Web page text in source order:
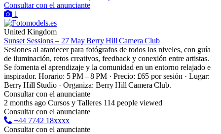
Consultar con el anunciante
1
United Kingdom
Sunset Sessions – 27 May Berry Hill Camera Club
Sesiones al atardecer para fotógrafos de todos los niveles, con guía
de iluminación, retos creativos, feedback y conexión entre artistas.
Se fomenta el aprendizaje y la comunidad en un entorno relajado e
inspirador. Horario: 5 PM – 8 PM · Precio: £65 por sesión · Lugar:
Berry Hill Studio · Organiza: Berry Hill Camera Club.
Consultar con el anunciante
2 months ago Cursos y Talleres 114 people viewed
Consultar con el anunciante
+44 7742 18xxxx
Consultar con el anunciante